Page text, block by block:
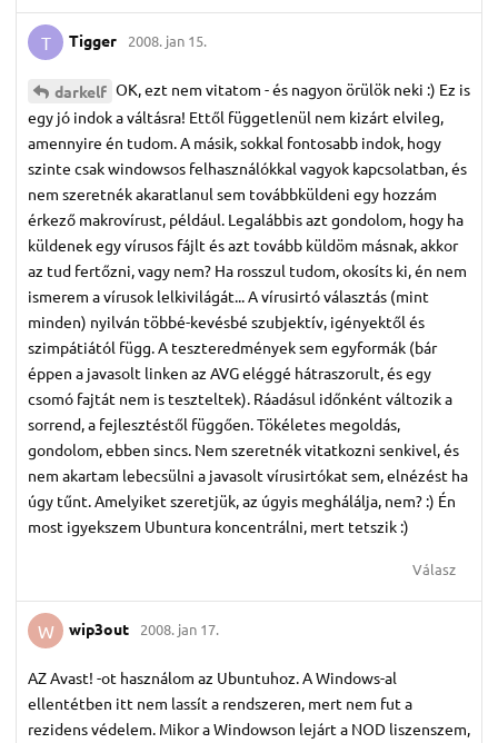
T Tigger 2008. jan 15.
darkelf OK, ezt nem vitatom - és nagyon örülök neki :) Ez is
egy jó indok a váltásra! Ettől függetlenül nem kizárt elvileg,
amennyire én tudom. A másik, sokkal fontosabb indok, hogy
szinte csak windowsos felhasználókkal vagyok kapcsolatban, és
nem szeretnék akaratlanul sem továbbküldeni egy hozzám
érkező makrovírust, például. Legalábbis azt gondolom, hogy ha
küldenek egy vírusos fájlt és azt tovább küldöm másnak, akkor
az tud fertőzni, vagy nem? Ha rosszul tudom, okosíts ki, én nem
ismerem a vírusok lelkivilágát... A vírusirtó választás (mint
minden) nyilván többé-kevésbé szubjektív, igényektől és
szimpátiától függ. A teszteredmények sem egyformák (bár
éppen a javasolt linken az AVG eléggé hátraszorult, és egy
csomó fajtát nem is teszteltek). Ráadásul időnként változik a
sorrend, a fejlesztéstől függően. Tökéletes megoldás,
gondolom, ebben sincs. Nem szeretnék vitatkozni senkivel, és
nem akartam lebecsülni a javasolt vírusirtókat sem, elnézést ha
úgy tűnt. Amelyiket szeretjük, az úgyis meghálálja, nem? :) Én
most igyekszem Ubuntura koncentrálni, mert tetszik :)
Válasz
W wip3out 2008. jan 17.
AZ Avast! -ot használom az Ubuntuhoz. A Windows-al
ellentétben itt nem lassít a rendszeren, mert nem fut a
rezidens védelem. Mikor a Windowson lejárt a NOD liszenszem,